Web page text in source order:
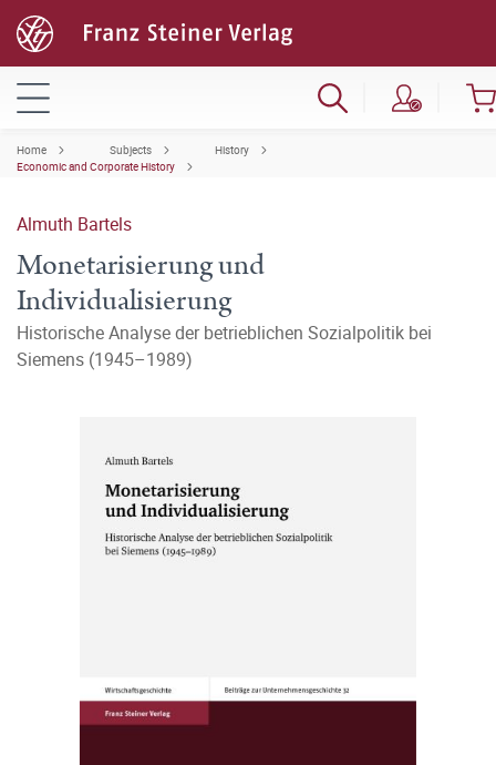
Home Subjects
History
Economic and Corporate History
Almuth Bartels
Monetarisierung und
Individualisierung
Historische Analyse der betrieblichen Sozialpolitik bei
Siemens (1945–1989)